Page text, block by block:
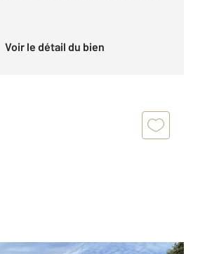
Voir le détail du bien